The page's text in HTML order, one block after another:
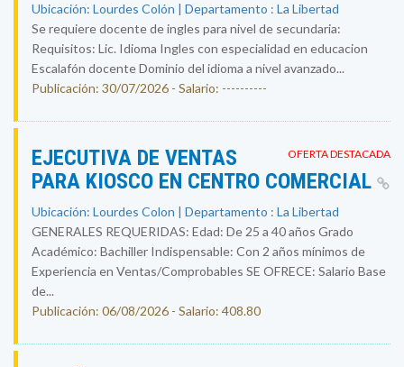
Ubicación: Lourdes Colón | Departamento : La Libertad
Se requiere docente de ingles para nivel de secundaria:
Requisitos: Lic. Idioma Ingles con especialidad en educacion
Escalafón docente Dominio del idioma a nivel avanzado...
Publicación: 30/07/2026 - Salario: ----------
OFERTA DESTACADA
EJECUTIVA DE VENTAS
PARA KIOSCO EN CENTRO COMERCIAL
Ubicación: Lourdes Colon | Departamento : La Libertad
GENERALES REQUERIDAS: Edad: De 25 a 40 años Grado
Académico: Bachiller Indispensable: Con 2 años mínimos de
Experiencia en Ventas/Comprobables SE OFRECE: Salario Base
de...
Publicación: 06/08/2026 - Salario: 408.80